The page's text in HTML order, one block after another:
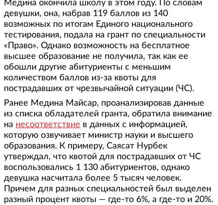
Медина окончила школу в этом году. По словам
девушки, она, набрав 119 баллов из 140
возможных по итогам Единого национального
тестирования, подала на грант по специальности
«Право». Однако возможность на бесплатное
высшее образование не получила, так как ее
обошли другие абитуриенты с меньшим
количеством баллов из-за квоты для
пострадавших от чрезвычайной ситуации (ЧС).
Ранее Медина Майсар, проанализировав данные
из списка обладателей гранта, обратила внимание
на несоответствие в данных с информацией,
которую озвучивает министр науки и высшего
образования. К примеру, Саясат Нурбек
утверждал, что квотой для пострадавших от ЧС
воспользовались 1 130 абитуриентов, однако
девушка насчитала более 5 тысяч человек.
Причем для разных специальностей был выделен
разный процент квоты — где-то 6%, а где-то и 20%.